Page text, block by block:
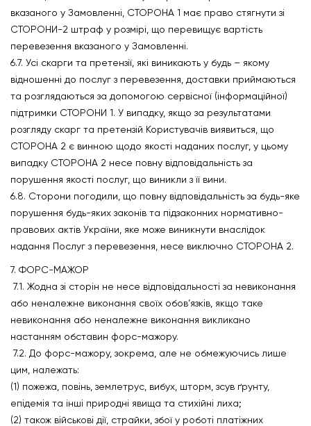
вказаного у Замовленні, СТОРОНА 1 має право стягнути зі
СТОРОНИ-2 штраф у розмірі, що перевищує вартість
перевезення вказаного у Замовленні.
6.7. Усі скарги та претензії, які виникають у будь – якому
відношенні до послуг з перевезення, доставки приймаються
та розглядаються за допомогою сервісної (інформаційної)
підтримки СТОРОНИ 1. У випадку, якщо за результатами
розгляду скарг та претензій Користувачів виявиться, що
СТОРОНА 2 є винною щодо якості наданих послуг, у цьому
випадку СТОРОНА 2 несе повну відповідальність за
порушення якості послуг, що виникли з її вини.
6.8. Сторони погодили, що повну відповідальність за будь-яке
порушення будь-яких законів та підзаконних нормативно-
правових актів України, яке може виникнути внаслідок
надання Послуг з перевезення, несе виключно СТОРОНА 2.
7. ФОРС-МАЖОР
7.1. Жодна зі сторін не несе відповідальності за невиконання
або неналежне виконання своїх обов’язків, якщо таке
невиконання або неналежне виконання викликано
настанням обставин форс-мажору.
7.2. До форс-мажору, зокрема, але не обмежуючись лише
цим, належать:
(1) пожежа, повінь, землетрус, вибух, шторм, зсув ґрунту,
епідемія та інші природні явища та стихійні лиха;
(2) також військові дії, страйки, збої у роботі платіжних